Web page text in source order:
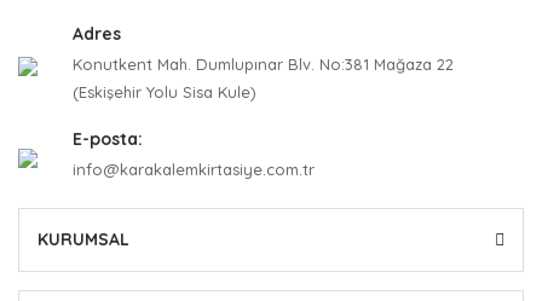
Adres
Konutkent Mah. Dumlupınar Blv. No:381 Mağaza 22
(Eskişehir Yolu Sisa Kule)
E-posta:
info@karakalemkirtasiye.com.tr
KURUMSAL